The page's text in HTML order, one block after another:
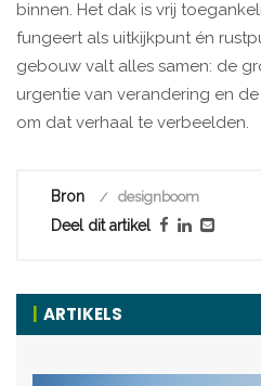
binnen. Het dak is vrij
fungeert als uitkijkpunt én
gebouw valt alles samen: de
urgentie van verandering en
om dat verhaal te verbeelden.
Bron designboom
Deel dit artikel
ARTIKELS